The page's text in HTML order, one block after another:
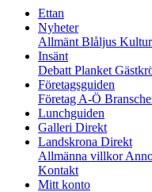
Ettan
Nyheter
Allmänt Blåljus Kultur
Insänt
Debatt Planket
Företagsguiden
Företag A-Ö
Lunchguiden
Galleri Direkt
Landskrona Direkt
Allmänna villkor
Kontakt
Mitt konto